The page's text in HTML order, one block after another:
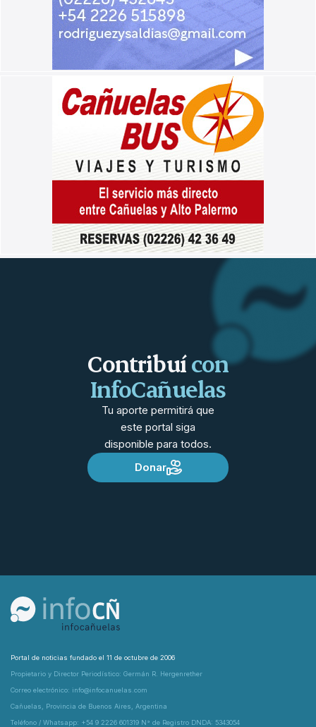
Contribuícon
InfoCañuelas
Tu aporte permitirá que
este portal siga
disponible para todos.
Donar
Portal de noticias fundado el 11 de octubre de 2006
Propietario y Director Periodístico: Germán R. Hergenrether
Correo electrónico: info@infocanuelas.com
Cañuelas, Provincia de Buenos Aires, Argentina
Teléfono / Whatsapp: +54 9 2226 601319 N° de Registro DNDA: 5343054